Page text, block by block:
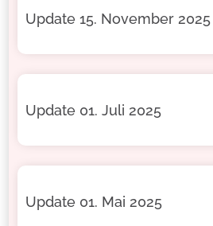
Update 15. November 2025
Update 01. Juli 2025
Update 01. Mai 2025